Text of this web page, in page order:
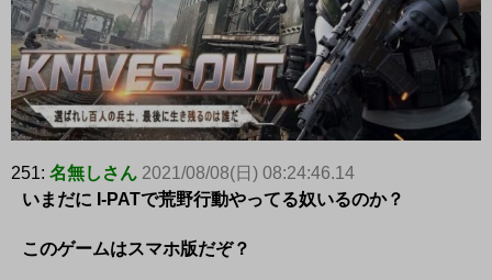
251: 名無しさん 2021/08/08(日) 08:24:46.14
いまだに I-PATで荒野行動やってる奴いるのか？
このゲームはスマホ版だぞ？